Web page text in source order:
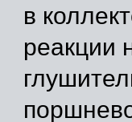
в
реакции